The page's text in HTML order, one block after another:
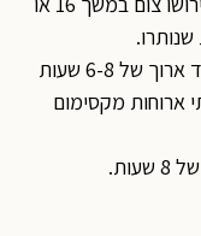
אנשים רבים מפרשים זאת כחלון אכילה אחד ארוך של 6-8 שעות
ארוחות מקסימום